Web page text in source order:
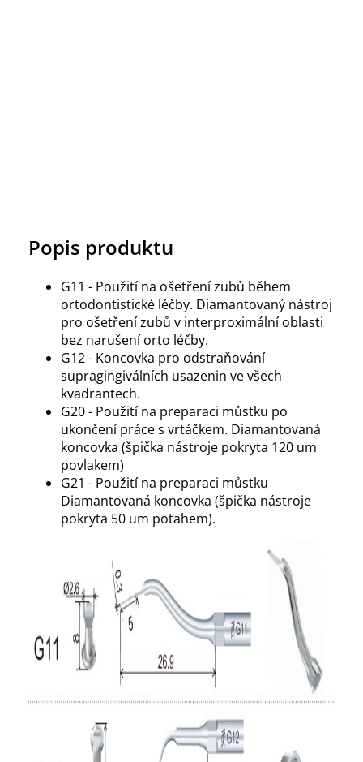
Popis produktu
G11 - Použití na ošetření zubů během
ortodontistické léčby. Diamantovaný nástroj
pro ošetření zubů v interproximální oblasti
bez narušení orto léčby.
G12 - Koncovka pro odstraňování
supragingiválních usazenin ve všech
kvadrantech.
G20 - Použití na preparaci můstku po
ukončení práce s vrtáčkem. Diamantovaná
koncovka (špička nástroje pokryta 120 um
povlakem)
G21 - Použití na preparaci můstku
Diamantovaná koncovka (špička nástroje
pokryta 50 um potahem).